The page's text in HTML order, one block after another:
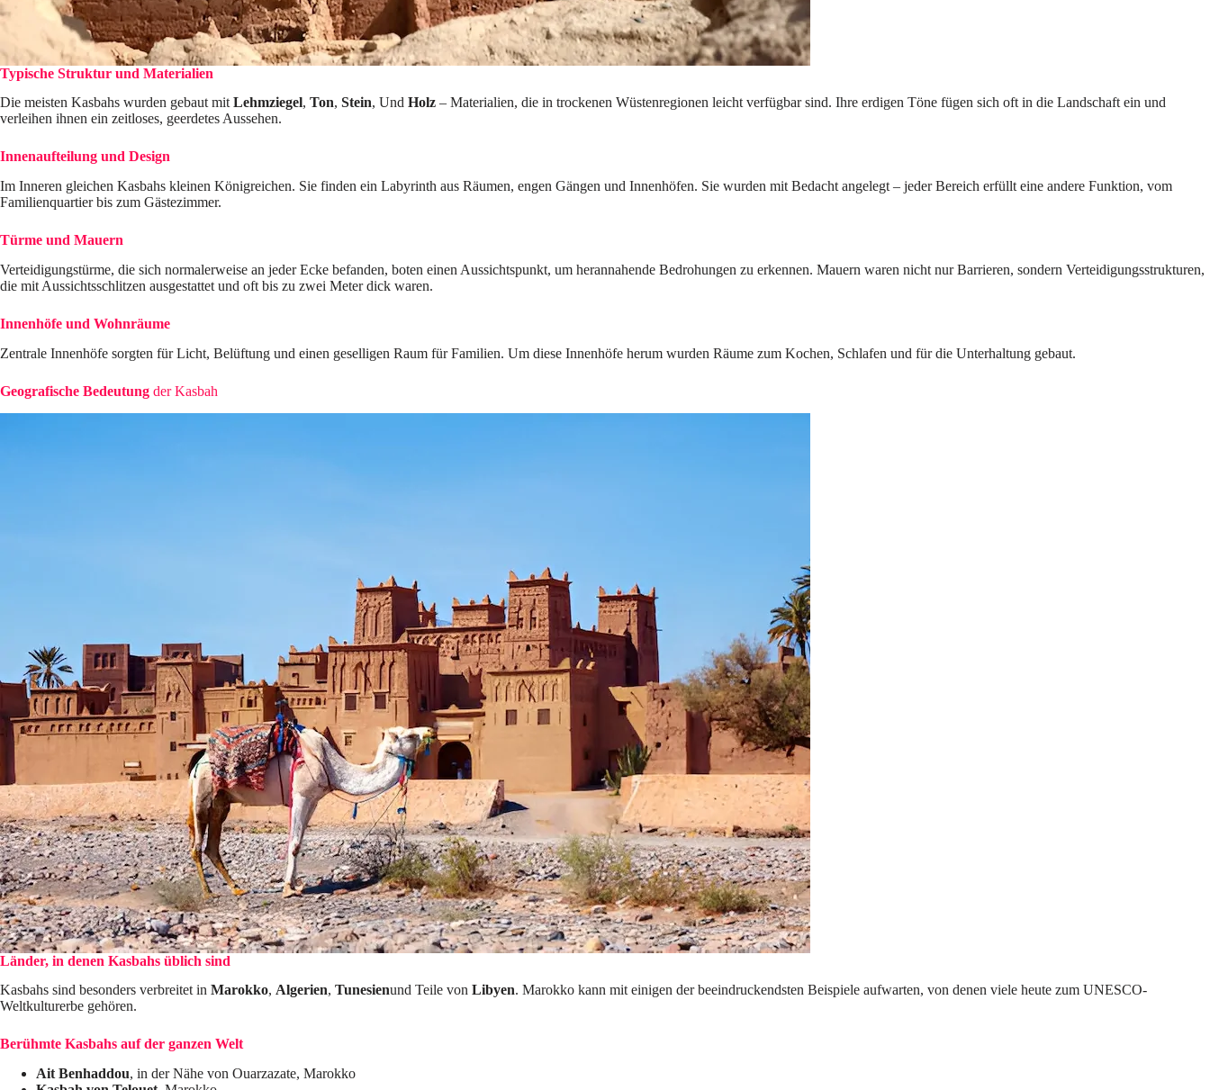
Typische Struktur und Materialien
Die meisten Kasbahs wurden gebaut mit Lehmziegel, Ton, Stein, Und Holz – Materialien, die in trockenen Wüstenregionen leicht verfügbar sind. Ihre erdigen Töne fügen sich oft in die Landschaft ein und
verleihen ihnen ein zeitloses, geerdetes Aussehen.
Innenaufteilung und Design
Im Inneren gleichen Kasbahs kleinen Königreichen. Sie finden ein Labyrinth aus Räumen, engen Gängen und Innenhöfen. Sie wurden mit Bedacht angelegt – jeder Bereich erfüllt eine andere Funktion, vom
Familienquartier bis zum Gästezimmer.
Türme und Mauern
Verteidigungstürme, die sich normalerweise an jeder Ecke befanden, boten einen Aussichtspunkt, um herannahende Bedrohungen zu erkennen. Mauern waren nicht nur Barrieren, sondern Verteidigungsstrukturen,
die mit Aussichtsschlitzen ausgestattet und oft bis zu zwei Meter dick waren.
Innenhöfe und Wohnräume
Zentrale Innenhöfe sorgten für Licht, Belüftung und einen geselligen Raum für Familien. Um diese Innenhöfe herum wurden Räume zum Kochen, Schlafen und für die Unterhaltung gebaut.
Geografische Bedeutung der Kasbah
Länder, in denen Kasbahs üblich sind
Kasbahs sind besonders verbreitet in Marokko, Algerien, Tunesienund Teile von Libyen. Marokko kann mit einigen der beeindruckendsten Beispiele aufwarten, von denen viele heute zum UNESCO-
Weltkulturerbe gehören.
Berühmte Kasbahs auf der ganzen Welt
Ait Benhaddou, in der Nähe von Ouarzazate, Marokko